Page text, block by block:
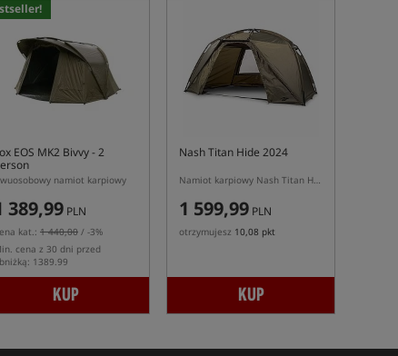
EOS MK2 Bivvy - 2
namiot karpiowy
389,99 PLN
kat.: 1 440,00 / -3%
cena z 30 dni przed
1389.99
KUP
Nash Titan Hide 2024
Namiot karpiowy Nash Titan Hide w kolorze zielonym (model 2024)
1 599,99 PLN
otrzymujesz 10,08 pkt
KUP